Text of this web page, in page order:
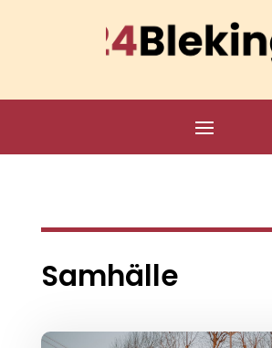
Samhälle